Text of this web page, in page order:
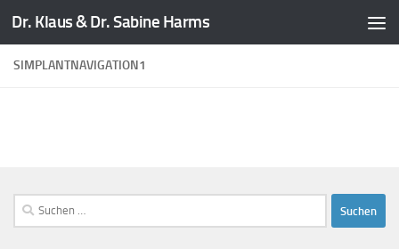
Zum Inhalt springen
Dr. Klaus & Dr. Sabine Harms
SIMPLANTNAVIGATION1
Suchen
nach: